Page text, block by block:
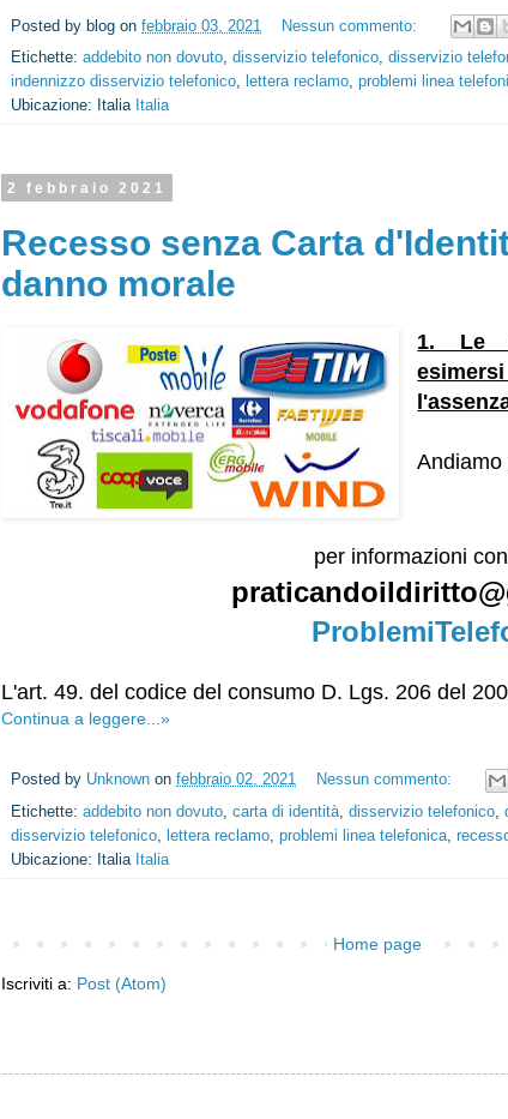
Posted by blog on febbraio 03, 2021
Nessun commento:
Etichette: addebito non dovuto, disservizio telefonico, disservizio
indennizzo disservizio telefonico, lettera reclamo, problemi linea
Ubicazione: Italia Italia
2 febbraio 2021
Recesso senza Carta
danno morale
1. Le
Andiamo
per informazioni
L'art. 49. del codice del consumo D. Lgs. 206 del
Continua a leggere...»
Posted by Unknown on febbraio 02, 2021
Nessun commento:
Etichette: addebito non dovuto carta di identità disservizio telefonico
disservizio telefonico
lettera reclamo problemi linea telefonica
Ubicazione: Italia Italia
Home page
Iscriviti a: Post (Atom)